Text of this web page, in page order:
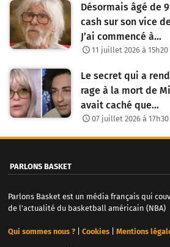
Désormais âgé de
cash sur son vice
J’ai commencé à…
11 juillet 2026 à 15h20
Le secret qui a
rage à la mort de
avait caché que…
07 juillet 2026 à 17h30
PARLONS BASKET
Parlons Basket est un média français qui
de l'actualité du basketball américain (NBA)
Qui sommes nous ?| Cookies| Mentions